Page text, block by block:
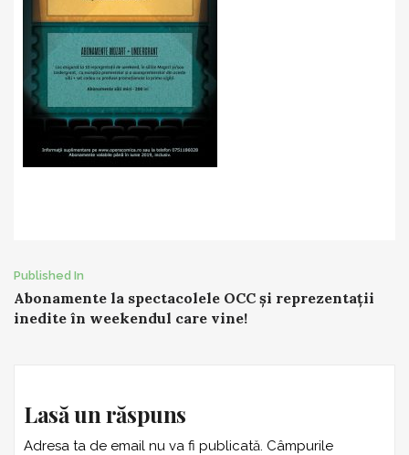
Post
navigation
Published In
Abonamente la spectacolele OCC și reprezentații
inedite în weekendul care vine!
Lasă un răspuns
Adresa ta de email nu va fi publicată. Câmpurile